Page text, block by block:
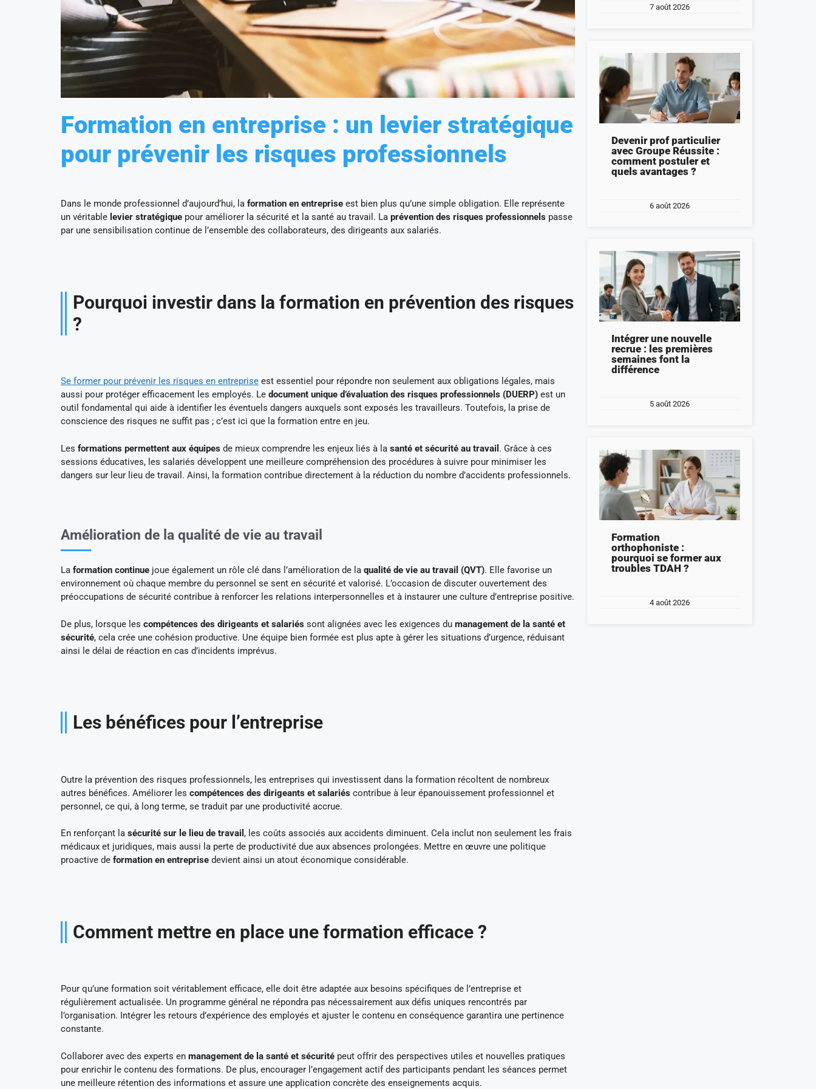
Formation en entreprise : un levier stratégique
pour prévenir les risques professionnels
Dans le monde professionnel d’aujourd’hui, la formation en entreprise est bien plus qu’une simple obligation. Elle représente
un véritable levier stratégique pour améliorer la sécurité et la santé au travail. La prévention des risques professionnels passe
par une sensibilisation continue de l’ensemble des collaborateurs, des dirigeants aux salariés.
Pourquoi investir dans la formation en prévention des risques
?
Se former pour prévenir les risques en entreprise est essentiel pour répondre non seulement aux obligations légales, mais
aussi pour protéger efficacement les employés. Le document unique d’évaluation des risques professionnels (DUERP) est un
outil fondamental qui aide à identifier les éventuels dangers auxquels sont exposés les travailleurs. Toutefois, la prise de
conscience des risques ne suffit pas ; c’est ici que la formation entre en jeu.
Les formations permettent aux équipes de mieux comprendre les enjeux liés à la santé et sécurité au travail . Grâce à ces
sessions éducatives, les salariés développent une meilleure compréhension des procédures à suivre pour minimiser les
dangers sur leur lieu de travail. Ainsi, la formation contribue directement à la réduction du nombre d’accidents professionnels.
Amélioration de la qualité de vie au travail
La formation continue joue également un rôle clé dans l’amélioration de la qualité de vie au travail (QVT). Elle favorise un
environnement où chaque membre du personnel se sent en sécurité et valorisé. L’occasion de discuter ouvertement des
préoccupations de sécurité contribue à renforcer les relations interpersonnelles et à instaurer une culture d’entreprise positive.
De plus, lorsque les compétences des dirigeants et salariés sont alignées avec les exigences du management de la santé et
sécurité, cela crée une cohésion productive. Une équipe bien formée est plus apte à gérer les situations d’urgence, réduisant
ainsi le délai de réaction en cas d’incidents imprévus.
Les bénéfices pour l’entreprise
Outre la prévention des risques professionnels, les entreprises qui investissent dans la formation récoltent de nombreux
autres bénéfices. Améliorer les compétences des dirigeants et salariés contribue à leur épanouissement professionnel et
personnel, ce qui, à long terme, se traduit par une productivité accrue.
En renforçant la sécurité sur le lieu de travail , les coûts associés aux accidents diminuent. Cela inclut non seulement les frais
médicaux et juridiques, mais aussi la perte de productivité due aux absences prolongées. Mettre en œuvre une politique
proactive de formation en entreprise devient ainsi un atout économique considérable.
Comment mettre en place une formation efficace ?
Pour qu’une formation soit véritablement efficace, elle doit être adaptée aux besoins spécifiques de l’entreprise et
régulièrement actualisée. Un programme général ne répondra pas nécessairement aux défis uniques rencontrés par
l’organisation. Intégrer les retours d’expérience des employés et ajuster le contenu en conséquence garantira une pertinence
constante.
Collaborer avec des experts en management de la santé et sécurité peut offrir des perspectives utiles et nouvelles pratiques
pour enrichir le contenu des formations. De plus, encourager l’engagement actif des participants pendant les séances permet
une meilleure rétention des informations et assure une application concrète des enseignements acquis.
7 août 2026
Devenir prof particulier
avec Groupe Réussite :
comment postuler et
quels avantages ?
6 août 2026
Intégrer une nouvelle
recrue : les premières
semaines font la
différence
5 août 2026
Formation
orthophoniste :
pourquoi se former aux
troubles TDAH ?
4 août 2026